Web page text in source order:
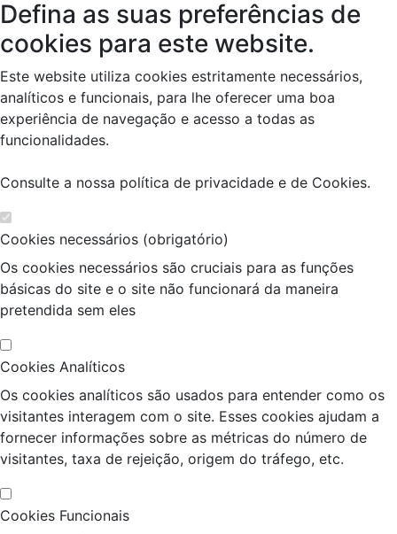
Defina as suas preferências de
cookies para este website.
Este website utiliza cookies estritamente necessários,
analíticos e funcionais, para lhe oferecer uma boa
experiência de navegação e acesso a todas as
funcionalidades.
Consulte a nossa política de privacidade e de Cookies.
Cookies necessários (obrigatório)
Os cookies necessários são cruciais para as funções
básicas do site e o site não funcionará da maneira
pretendida sem eles
Cookies Analíticos
Os cookies analíticos são usados para entender como os
visitantes interagem com o site. Esses cookies ajudam a
fornecer informações sobre as métricas do número de
visitantes, taxa de rejeição, origem do tráfego, etc.
Cookies Funcionais